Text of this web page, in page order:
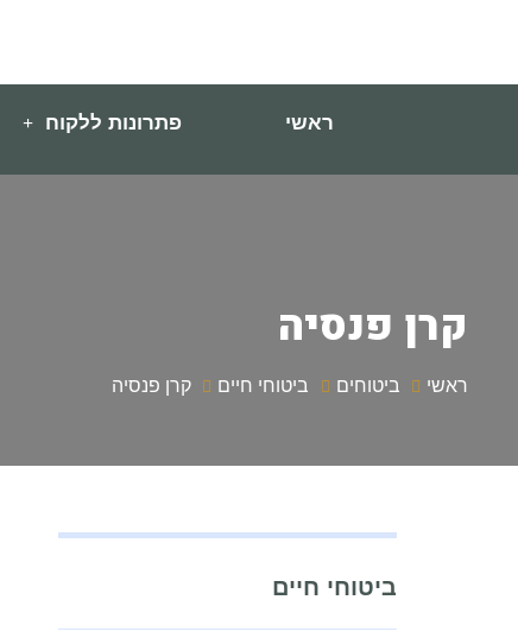
ראשי פתרונות ללקוח
קרן פנסיה
ראשי ביטוחים ביטוחי חיים קרן פנסיה
ביטוחי חיים